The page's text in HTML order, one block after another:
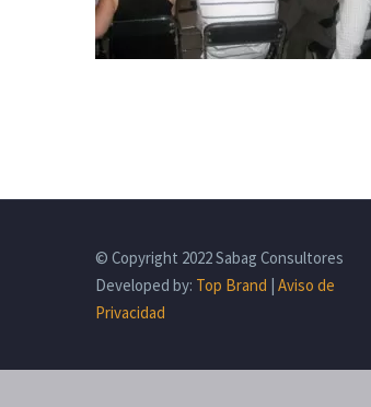
© Copyright 2022 Sabag Consultores
Developed by: Top Brand | Aviso de
Privacidad